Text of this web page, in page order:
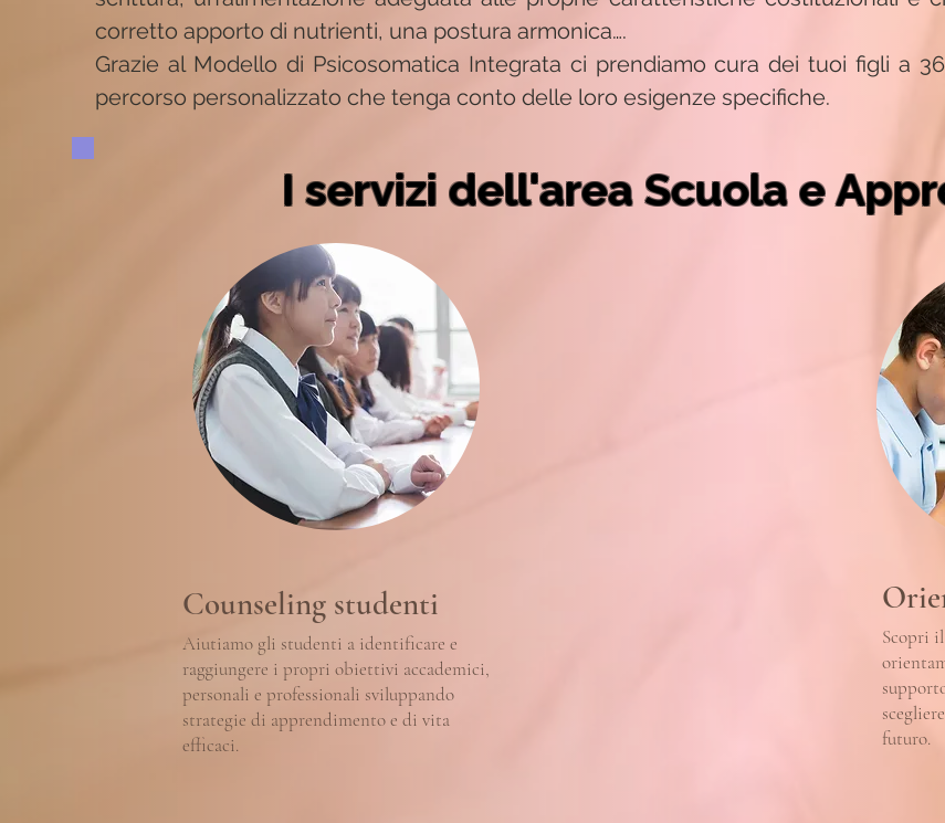
corretto apporto di nutrienti, una postura armonica….
Grazie al Modello di Psicosomatica Integrata ci prendiamo cura dei tuoi figli a
percorso personalizzato che tenga conto delle loro esigenze specifiche.
I servizi dell'area Scuola e
Counseling studenti
Aiutiamo gli studenti a identificare e
raggiungere i propri obiettivi accademici,
personali e professionali sviluppando
strategie di apprendimento e di vita
efficaci.
Scopri
futuro.